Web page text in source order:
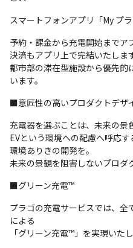
スマートフォンアプリ「My プ
予約・課金から充電開始までア
決済もアプリ上で完結いたします
都市部の滞在型施設から優先的
います。
■意匠性の高いプロダクトデザ
充電器を選ぶことは、未来の景
EVという環境への配慮へ呼応
環境ありきの開発を。
未来の景観を阻害しないプロダ
■グリーン充電™
プラゴの充電サービスでは、
による
「グリーン充電™」を実現いたし